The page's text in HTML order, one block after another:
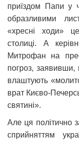
приїздом Папи у
образливими
«хресні ходи»
столиці. А
Митрофан на
погроз, заявивши,
влаштують
врат Києво-
святині».
Але ця політично
сприйняттям